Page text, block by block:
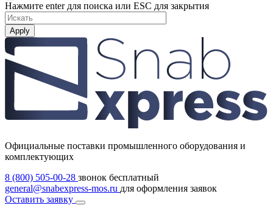
Нажмите enter для поиска или ESC для закрытия
Apply
Официальные поставки промышленного оборудования и
комплектующих
8 (800) 505-00-28 звонок бесплатный
general@snabexpress-mos.ru для оформления заявок
Оставить заявку